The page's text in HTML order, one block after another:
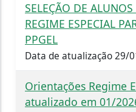
SELEÇÃO DE
REGIME ESPECIAL
PPGEL
Data de atualização 29/
Orientações Regime
atualizado em 01/